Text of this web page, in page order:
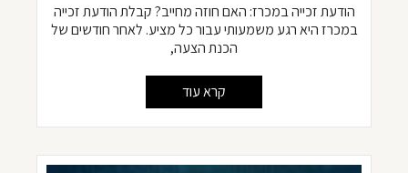
הודעת זכייה במכרז: האם חוזה מחייב? קבלת הודעת זכייה
במכרז היא רגע משמעותי עבור כל מציע. לאחר חודשים של
הכנת הצעה,
קרא עוד